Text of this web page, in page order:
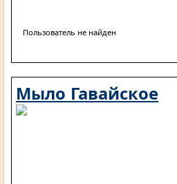
Пользователь не найден
Мыло Гавайское